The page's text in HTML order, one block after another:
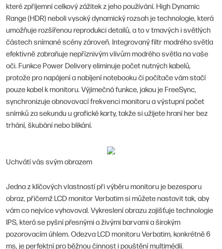
které zpříjemní celkový zážitek z jeho používání. High Dynamic
Range (HDR) neboli vysoký dynamický rozsah je technologie, která
umožňuje rozšířenou reprodukci detailů, a to v tmavých i světlých
částech snímané scény zároveň. Integrovaný filtr modrého světla
efektivně zabraňuje nepříznivým vlivům modrého světla na vaše
oči. Funkce Power Delivery eliminuje počet nutných kabelů,
protože pro napájení a nabíjení notebooku či počítače vám stačí
pouze kabel k monitoru. Výjimečná funkce, jakou je FreeSync,
synchronizuje obnovovací frekvenci monitoru a výstupní počet
snímků za sekundu u grafické karty, takže si užijete hraní her bez
trhání, škubání nebo blikání.
Uchvátí vás svým obrazem
Jedna z klíčových vlastností při výběru monitoru je bezesporu
obraz, přičemž LCD monitor Verbatim si můžete nastavit tak, aby
vám co nejvíce vyhovoval. Vykreslení obrazu zajišťuje technologie
IPS, která se pyšní přesnými a živými barvami a širokým
pozorovacím úhlem. Odezva LCD monitoru Verbatim, konkrétně 6
ms, je perfektní pro běžnou činnost i pouštění multimédií.